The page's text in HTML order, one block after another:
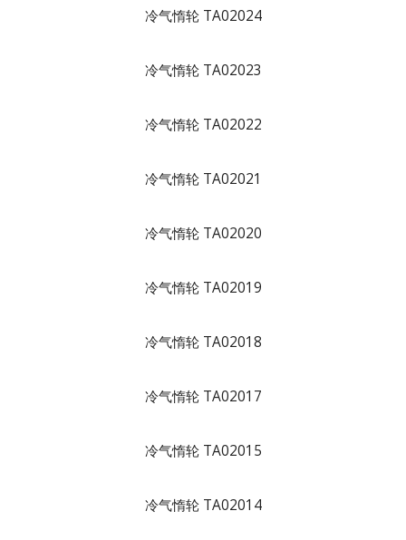
冷气惰轮 TA02024
冷气惰轮 TA02023
冷气惰轮 TA02022
冷气惰轮 TA02021
冷气惰轮 TA02020
冷气惰轮 TA02019
冷气惰轮 TA02018
冷气惰轮 TA02017
冷气惰轮 TA02015
冷气惰轮 TA02014